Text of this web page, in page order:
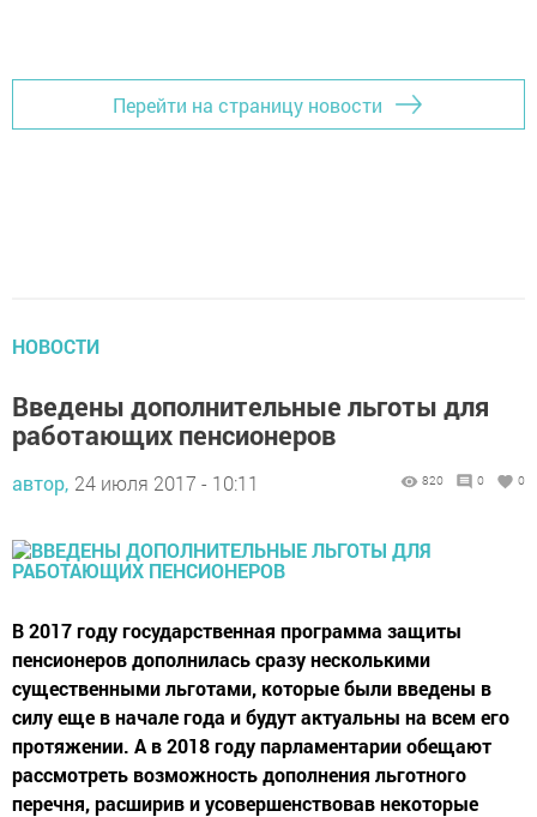
Перейти на страницу новости
НОВОСТИ
Введены дополнительные льготы для
работающих пенсионеров
автор, 24 июля 2017 - 10:11 820 0 0
В 2017 году государственная программа защиты
пенсионеров дополнилась сразу несколькими
существенными льготами, которые были введены в
силу еще в начале года и будут актуальны на всем его
протяжении. А в 2018 году парламентарии обещают
рассмотреть возможность дополнения льготного
перечня, расширив и усовершенствовав некоторые